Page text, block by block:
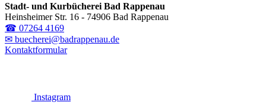
Stadt- und Kurbücherei Bad Rappenau
Heinsheimer Str. 16 - 74906 Bad Rappenau
☎ 07264 4169
✉ buecherei@badrappenau.de
Kontaktformular
Instagram